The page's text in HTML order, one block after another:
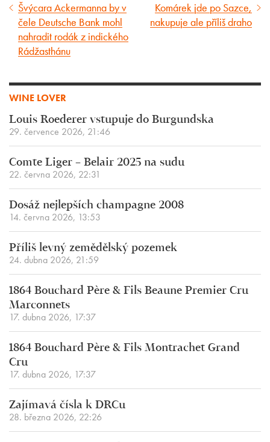
Předcházející
článek
Švýcara Ackermanna by v
čele Deutsche Bank mohl
nahradit rodák z indického
Rádžasthánu
Následující
článek
Komárek jde po Sazce,
nakupuje ale příliš draho
WINE LOVER
Louis Roederer vstupuje do Burgundska
29. července 2026, 21:46
Comte Liger – Belair 2025 na sudu
22. června 2026, 22:31
Dosáž nejlepších champagne 2008
14. června 2026, 13:53
Příliš levný zemědělský pozemek
24. dubna 2026, 21:59
1864 Bouchard Père & Fils Beaune Premier Cru
Marconnets
17. dubna 2026, 17:37
1864 Bouchard Père & Fils Montrachet Grand
Cru
17. dubna 2026, 17:37
Zajímavá čísla k DRCu
28. března 2026, 22:26